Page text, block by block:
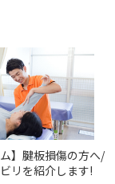
ム】腱板損傷の方へ/
リを紹介します!